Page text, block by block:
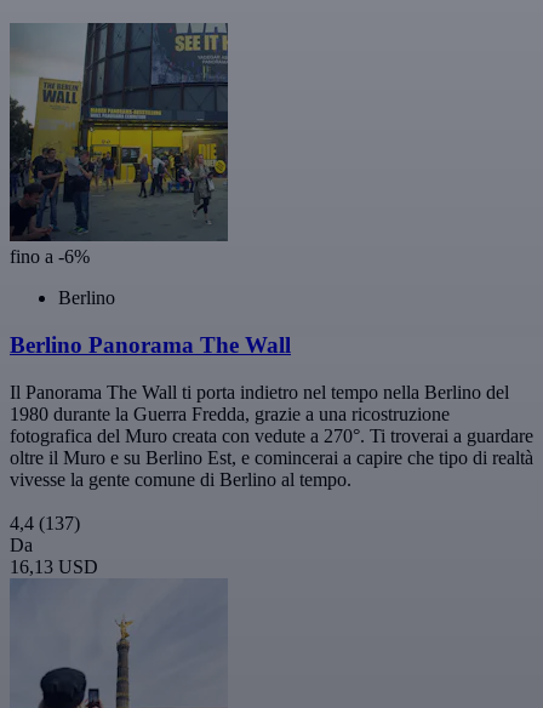
fino a -6%
Berlino
Berlino Panorama The Wall
Il Panorama The Wall ti porta indietro nel tempo nella Berlino del
1980 durante la Guerra Fredda, grazie a una ricostruzione
fotografica del Muro creata con vedute a 270°. Ti troverai a guardare
oltre il Muro e su Berlino Est, e comincerai a capire che tipo di realtà
vivesse la gente comune di Berlino al tempo.
4,4 (137)
Da
16,13 USD